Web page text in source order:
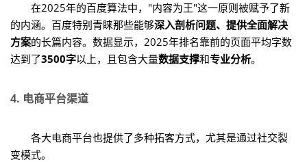
在2025年的百度算法中，"内容为王"这一原则被赋予了新
的内涵。百度特别青睐那些能够深入剖析问题、提供全面解决
方案的长篇内容。数据显示，2025年排名靠前的页面平均字数
达到了3500字以上，且包含大量数据支撑和专业分析。
4. 电商平台渠道
各大电商平台也提供了多种拓客方式，尤其是通过社交裂
变模式。